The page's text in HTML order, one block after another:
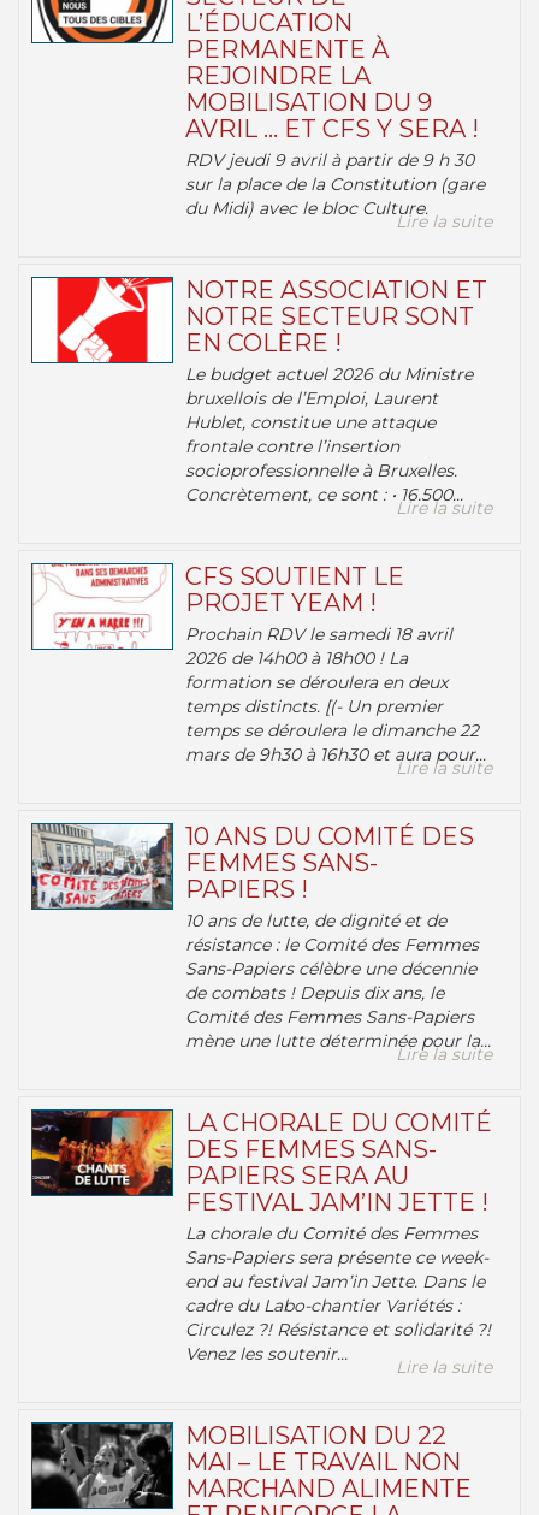
L’ÉDUCATION
PERMANENTE À
REJOINDRE LA
MOBILISATION DU 9
AVRIL … ET CFS Y SERA !
RDV jeudi 9 avril à partir de 9 h 30
sur la place de la Constitution (gare
du Midi) avec le bloc Culture.
Lire la suite
NOTRE ASSOCIATION ET
NOTRE SECTEUR SONT
EN COLÈRE !
Le budget actuel 2026 du Ministre
bruxellois de l’Emploi, Laurent
Hublet, constitue une attaque
frontale contre l’insertion
socioprofessionnelle à Bruxelles.
Concrètement, ce sont : • 16.500...
Lire la suite
CFS SOUTIENT LE
PROJET YEAM !
Prochain RDV le samedi 18 avril
2026 de 14h00 à 18h00 ! La
formation se déroulera en deux
temps distincts. [(- Un premier
temps se déroulera le dimanche 22
mars de 9h30 à 16h30 et aura pour...
Lire la suite
10 ANS DU COMITÉ DES
FEMMES SANS-
PAPIERS !
10 ans de lutte, de dignité et de
résistance : le Comité des Femmes
Sans-Papiers célèbre une décennie
de combats ! Depuis dix ans, le
Comité des Femmes Sans-Papiers
mène une lutte déterminée pour la...
Lire la suite
LA CHORALE DU COMITÉ
DES FEMMES SANS-
PAPIERS SERA AU
FESTIVAL JAM’IN JETTE !
La chorale du Comité des Femmes
Sans-Papiers sera présente ce week-
end au festival Jam’in Jette. Dans le
cadre du Labo-chantier Variétés :
Circulez ?! Résistance et solidarité ?!
Venez les soutenir...
Lire la suite
MOBILISATION DU 22
MAI – LE TRAVAIL NON
MARCHAND ALIMENTE